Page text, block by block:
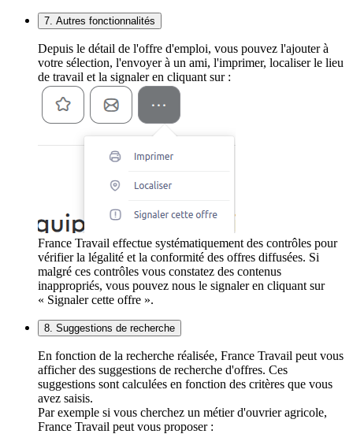
7. Autres fonctionnalités
Depuis le détail de l'offre d'emploi, vous pouvez l'ajouter à
votre sélection, l'envoyer à un ami, l'imprimer, localiser le lieu
de travail et la signaler en cliquant sur :
France Travail effectue systématiquement des contrôles pour
vérifier la légalité et la conformité des offres diffusées. Si
malgré ces contrôles vous constatez des contenus
inappropriés, vous pouvez nous le signaler en cliquant sur
« Signaler cette offre ».
8. Suggestions de recherche
En fonction de la recherche réalisée, France Travail peut vous
afficher des suggestions de recherche d'offres. Ces
suggestions sont calculées en fonction des critères que vous
avez saisis.
Par exemple si vous cherchez un métier d'ouvrier agricole,
France Travail peut vous proposer :